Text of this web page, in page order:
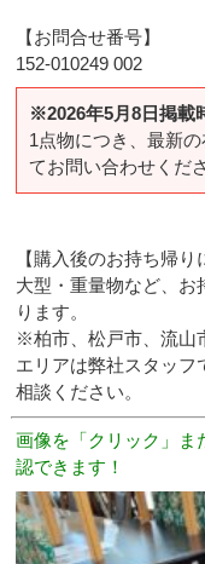
【お問合せ番号】
152-010249 002
※2026年5月8日掲載
1点物につき、最新
てお問い合わせくだ
【購入後のお持ち帰り
大型・重量物など、お
ります。
※柏市、松戸市、流山
エリアは弊社スタッフ
相談ください。
画像を「クリック」ま
認できます！